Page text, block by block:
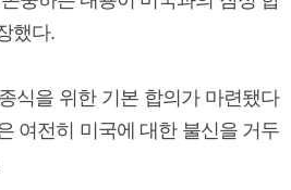
했다.
식을 위한 기본 합의가 마련됐다
여전히 미국에 대한 불신을 거두